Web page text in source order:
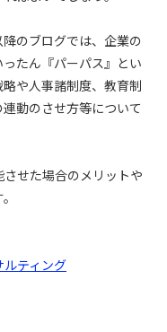
のブログでは、企業の
たん『パーパス』とい
や人事諸制度、教育制
動のさせ方等について
せた場合のメリットや
ティング